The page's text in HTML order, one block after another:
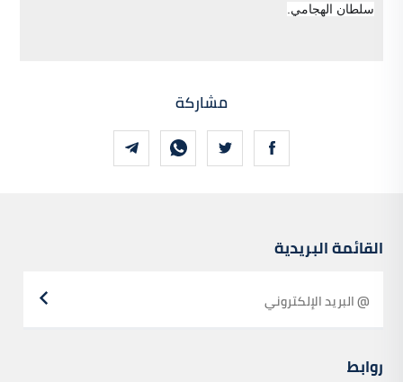
سلطان الهجامي.
مشاركة
القائمة البريدية
روابط